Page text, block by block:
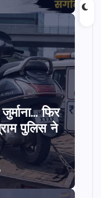
फिर
पुलिस ने